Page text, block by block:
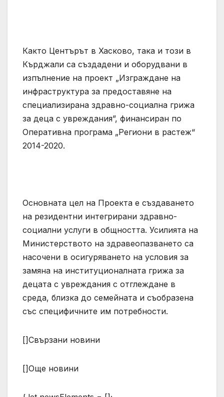
Както Центърът в Хасково, така и този в
Кърджали са създадени и оборудвани в
изпълнение на проект „Изграждане на
инфраструктура за предоставяне на
специализирана здравно-социална грижа
за деца с увреждания”, финансиран по
Оперативна програма „Региони в растеж“
2014-2020.
Основната цел на Проекта е създаването
на резидентни интегрирани здравно-
социални услуги в общността. Усилията на
Министерството на здравеопазването са
насочени в осигуряването на условия за
замяна на институционалната грижа за
децата с увреждания с отглеждане в
среда, близка до семейната и съобразена
със специфичните им потребности.
[]Свързани новини
[]Още новини